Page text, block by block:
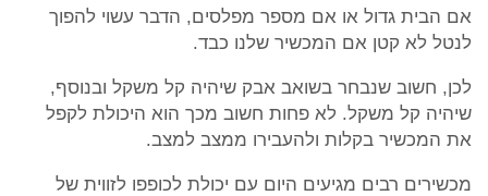
אם הבית גדול או אם מספר מפלסים, הדבר עשוי להפוך
לנטל לא קטן אם המכשיר שלנו כבד.
לכן, חשוב שנבחר בשואב אבק שיהיה קל משקל ובנוסף,
שיהיה קל משקל. לא פחות חשוב מכך הוא היכולת לקפל
את המכשיר בקלות ולהעבירו ממצב למצב.
מכשירים רבים מגיעים היום עם יכולת לכופפו לזווית של